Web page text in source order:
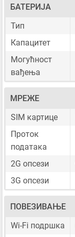
БАТЕРИЈА
Тип
Капацитет
Могућност
вађења
МРЕЖЕ
SIM картице
Проток
података
2G опсези
3G опсези
ПОВЕЗИВАЊЕ
Wi-Fi подршка